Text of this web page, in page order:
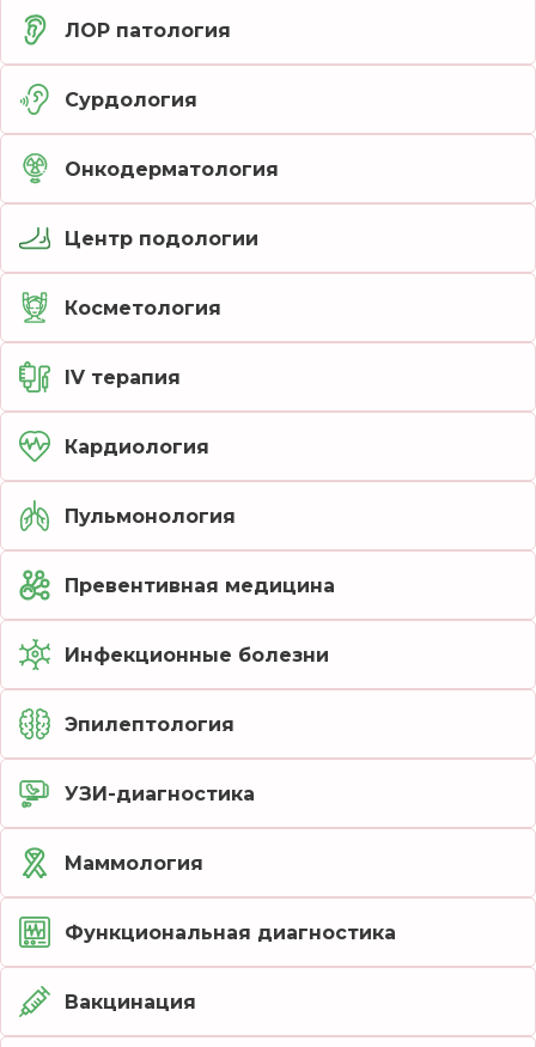
ЛОР патология
Сурдология
Онкодерматология
Центр подологии
Косметология
IV терапия
Кардиология
Пульмонология
Превентивная медицина
Инфекционные болезни
Эпилептология
УЗИ-диагностика
Маммология
Функциональная диагностика
Вакцинация